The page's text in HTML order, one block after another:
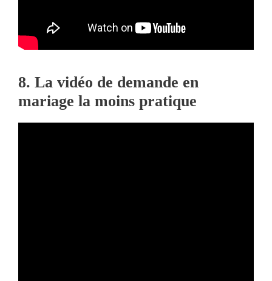
8. La vidéo de demande en
mariage la moins pratique